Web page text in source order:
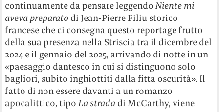
continuamente da pensare leggendo Niente mi
aveva preparato di Jean-Pierre Filiu storico
francese che ci consegna questo reportage frutto
della sua presenza nella Striscia tra il dicembre del
2024 e il gennaio del 2025, arrivando di notte in un
«paesaggio dantesco in cui si distinguono solo
bagliori, subito inghiottiti dalla fitta oscurità». Il
fatto di non essere davanti a un romanzo
apocalittico, tipo La strada di McCarthy, viene